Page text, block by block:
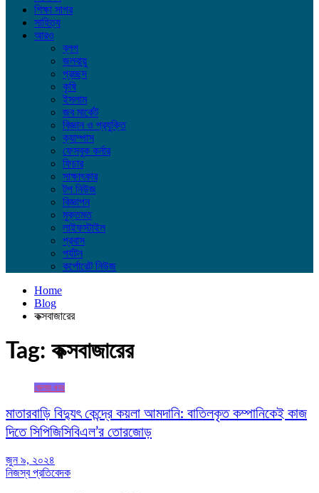
শিক্ষা সাগর
সাহিত্য
আরও
ব্লগ
জলবায়ু
প্রচ্ছদ
কৃষি
ইসলাম
জব মার্কেট
বিজ্ঞান ও প্রযুক্তি
ক্যাম্পাস
ফেসবুক কর্নার
ফিচার
সাক্ষাৎকার
টপ নিউজ
বিজ্ঞাপন
মুক্তমত
লাইফস্টাইল
প্রবাস
পর্যটন
কর্পোরেট নিউজ
Home
Blog
কক্সবাজারের
Tag: কক্সবাজারের
জেলার খবর
মাতারবাড়ি বিদ্যুৎ কেন্দ্রে কয়লা আমদানি: বাতিলকৃত কম্পানিকেই কাজ
দিতে সিপিজিসিবিএল’র তোরজোড়
জুন ৯, ২০২৪
নিজস্ব প্রতিবেদক